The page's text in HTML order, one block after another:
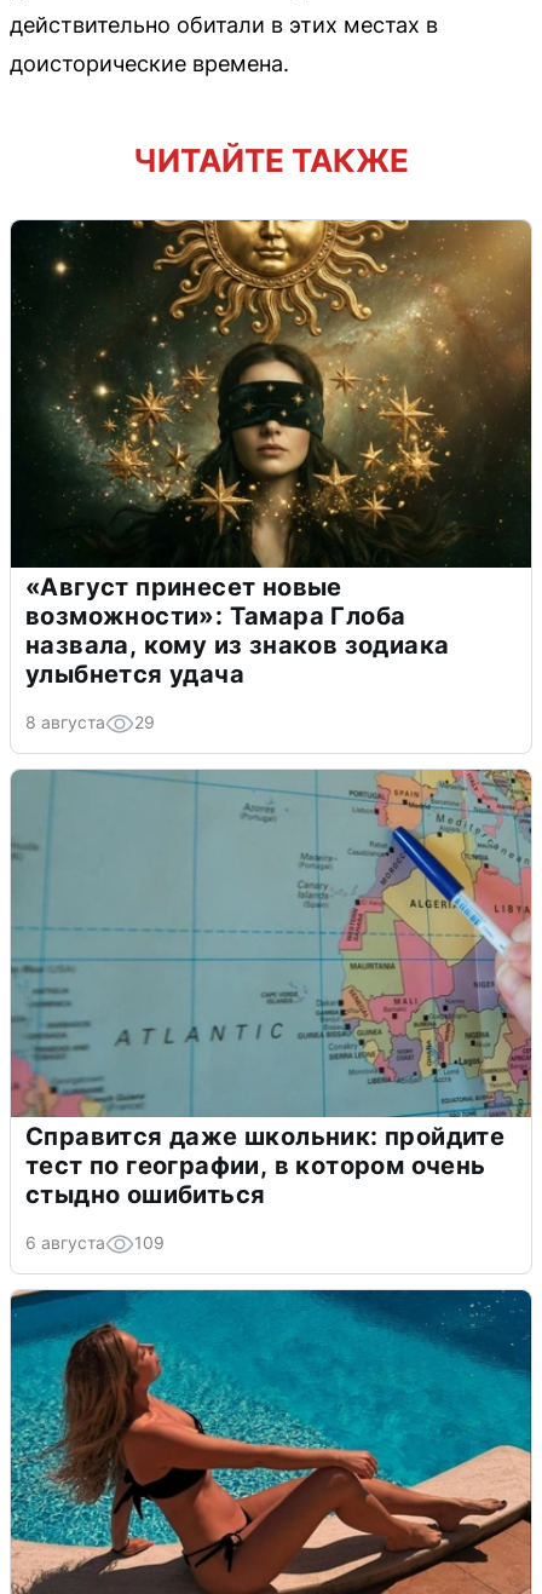
действительно обитали в этих местах в
доисторические времена.
ЧИТАЙТЕ ТАКЖЕ
«Август принесет новые
возможности»: Тамара Глоба
назвала, кому из знаков зодиака
улыбнется удача
8 августа 29
Справится даже школьник: пройдите
тест по географии, в котором очень
стыдно ошибиться
6 августа 109